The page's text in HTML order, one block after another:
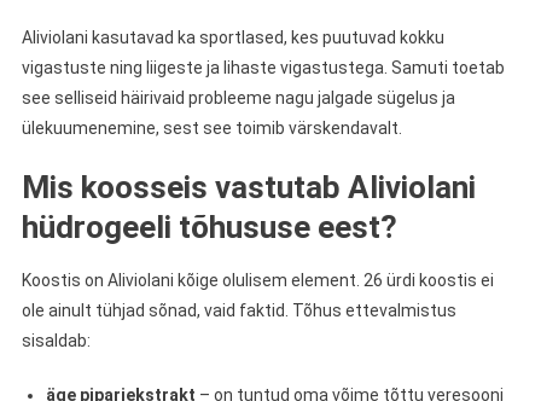
Aliviolani kasutavad ka sportlased, kes puutuvad kokku
vigastuste ning liigeste ja lihaste vigastustega. Samuti toetab
see selliseid häirivaid probleeme nagu jalgade sügelus ja
ülekuumenemine, sest see toimib värskendavalt.
Mis koosseis vastutab Aliviolani
hüdrogeeli tõhususe eest?
Koostis on Aliviolani kõige olulisem element. 26 ürdi koostis ei
ole ainult tühjad sõnad, vaid faktid. Tõhus ettevalmistus
sisaldab:
äge pipariekstrakt – on tuntud oma võime tõttu veresooni